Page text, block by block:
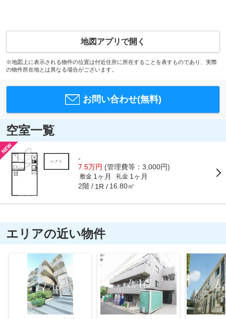
地図アプリで開く
※地図上に表示される物件の位置は付近住所に所在することを表すものであり、実際
の物件所在地とは異なる場合がございます。
お問い合わせ(無料)
空室一覧
-
7.5万円 (管理費等：3,000円)
敷金 1ヶ月 礼金 1ヶ月
2階 1R 16.80㎡
エリアの近い物件